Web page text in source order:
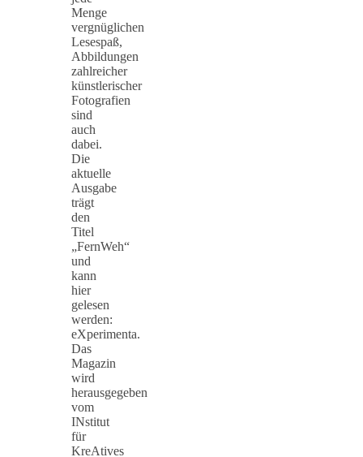
Menge
vergnüglichen
Lesespaß,
Abbildungen
zahlreicher
künstlerischer
Fotografien
sind
auch
dabei.
Die
aktuelle
Ausgabe
trägt
den
Titel
„FernWeh“
und
kann
hier
gelesen
werden:
eXperimenta.
Das
Magazin
wird
herausgegeben
vom
INstitut
für
KreAtives